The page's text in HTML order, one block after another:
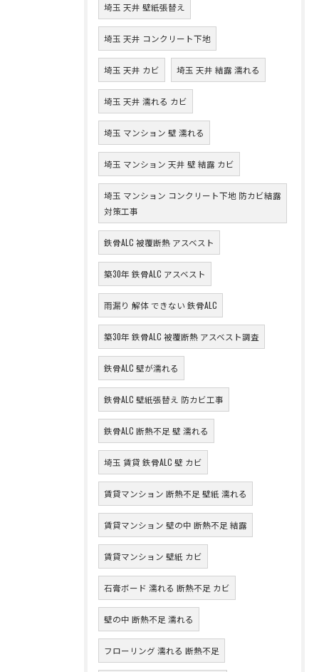
埼玉 天井 壁紙張替え
埼玉 天井 コンクリート下地
埼玉 天井 カビ 埼玉 天井 結露 濡れる
埼玉 天井 濡れる カビ
埼玉 マンション 壁 濡れる
埼玉 マンション 天井 壁 結露 カビ
埼玉 マンション コンクリート下地 防カビ結露
対策工事
鉄骨ALC 被覆断熱 アスベスト
築30年 鉄骨ALC アスベスト
雨漏り 解体 できない 鉄骨ALC
築30年 鉄骨ALC 被覆断熱 アスベスト調査
鉄骨ALC 壁が濡れる
鉄骨ALC 壁紙張替え 防カビ工事
鉄骨ALC 断熱不足 壁 濡れる
埼玉 賃貸 鉄骨ALC 壁 カビ
賃貸マンション 断熱不足 壁紙 濡れる
賃貸マンション 壁の中 断熱不足 結露
賃貸マンション 壁紙 カビ
石膏ボード 濡れる 断熱不足 カビ
壁の中 断熱不足 濡れる
フローリング 濡れる 断熱不足